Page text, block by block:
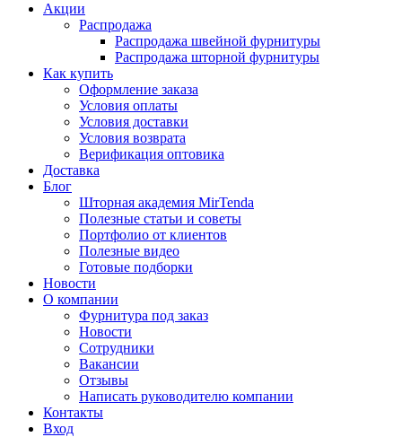
Акции
Распродажа
Распродажа швейной фурнитуры
Распродажа шторной фурнитуры
Как купить
Оформление заказа
Условия оплаты
Условия доставки
Условия возврата
Верификация оптовика
Доставка
Блог
Шторная академия MirTenda
Полезные статьи и советы
Портфолио от клиентов
Полезные видео
Готовые подборки
Новости
О компании
Фурнитура под заказ
Новости
Сотрудники
Вакансии
Отзывы
Написать руководителю компании
Контакты
Вход